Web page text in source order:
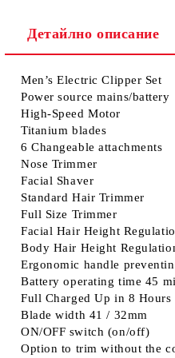
Детайлно описание
Men’s Electric Clipper Set
Power source mains/battery
High-Speed Motor
Titanium blades
6 Changeable attachments
Nose Trimmer
Facial Shaver
Standard Hair Trimmer
Full Size Trimmer
Facial Hair Height
Body Hair Height
Ergonomic handle
Battery operating time 45
Full Charged Up in 8 Hours
Blade width 41 / 32mm
ON/OFF switch (on/off)
Option to trim without the